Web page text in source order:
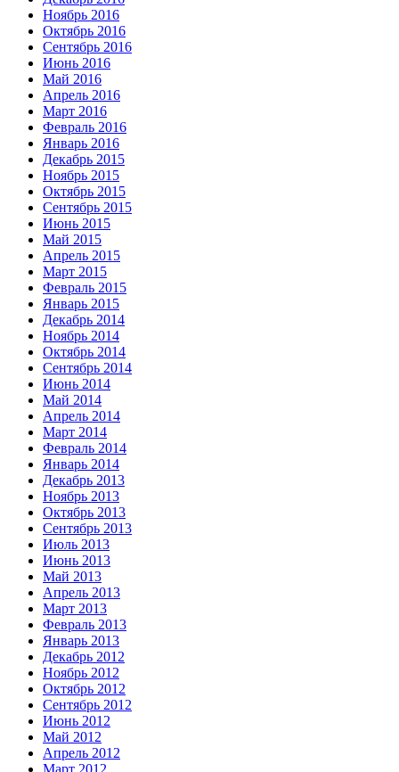
Ноябрь 2016
Октябрь 2016
Сентябрь 2016
Июнь 2016
Май 2016
Апрель 2016
Март 2016
Февраль 2016
Январь 2016
Декабрь 2015
Ноябрь 2015
Октябрь 2015
Сентябрь 2015
Июнь 2015
Май 2015
Апрель 2015
Март 2015
Февраль 2015
Январь 2015
Декабрь 2014
Ноябрь 2014
Октябрь 2014
Сентябрь 2014
Июнь 2014
Май 2014
Апрель 2014
Март 2014
Февраль 2014
Январь 2014
Декабрь 2013
Ноябрь 2013
Октябрь 2013
Сентябрь 2013
Июль 2013
Июнь 2013
Май 2013
Апрель 2013
Март 2013
Февраль 2013
Январь 2013
Декабрь 2012
Ноябрь 2012
Октябрь 2012
Сентябрь 2012
Июнь 2012
Май 2012
Апрель 2012
Март 2012